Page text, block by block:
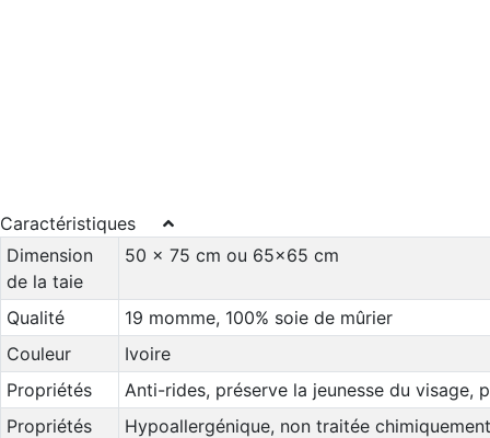
Caractéristiques
Dimension
de la taie
50 x 75 cm ou 65x65 cm
Qualité
19 momme, 100% soie de mûrier
Couleur
Ivoire
Propriétés
Anti-rides, préserve la jeunesse du visage,
Propriétés
Hypoallergénique, non traitée